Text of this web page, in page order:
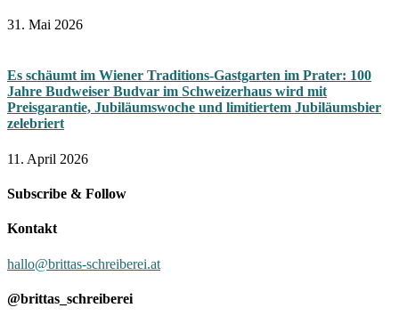
31. Mai 2026
Es schäumt im Wiener Traditions-Gastgarten im Prater: 100
Jahre Budweiser Budvar im Schweizerhaus wird mit
Preisgarantie, Jubiläumswoche und limitiertem Jubiläumsbier
zelebriert
11. April 2026
Subscribe & Follow
Kontakt
hallo@brittas-schreiberei.at
@brittas_schreiberei